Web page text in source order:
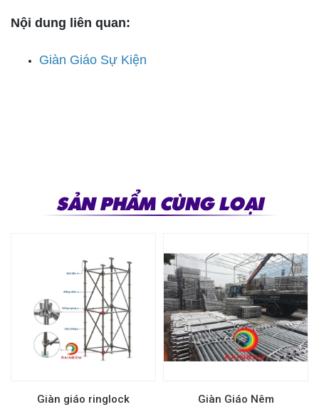
Nội dung liên quan:
Giàn Giáo Sự Kiện
SẢN PHẨM CÙNG LOẠI
Giàn giáo ringlock Giàn Giáo Nêm